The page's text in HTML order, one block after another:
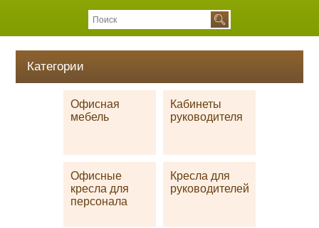
Категории
Офисная
мебель
Кабинеты
руководителя
Офисные
кресла для
персонала
Кресла для
руководителей